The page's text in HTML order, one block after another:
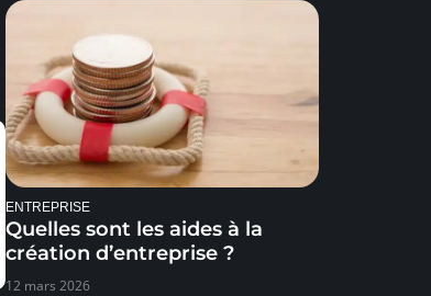
ENTREPRISE
Quelles sont les aides à la
création d’entreprise ?
12 mars 2026